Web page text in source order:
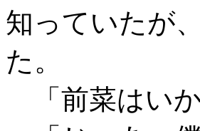
知っていたが
た。
「前菜はい